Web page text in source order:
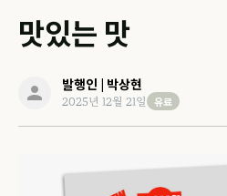
맛있는 맛
발행인 | 박상현
2025년 12월 21일 유료